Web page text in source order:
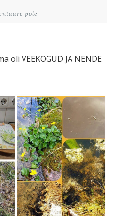
pole
oli VEEKOGUD JA NENDE